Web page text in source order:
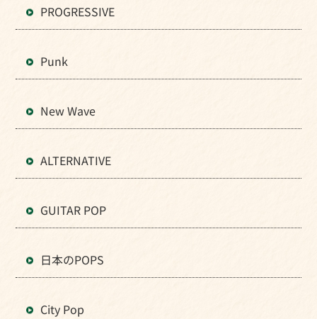
PROGRESSIVE
Punk
New Wave
ALTERNATIVE
GUITAR POP
日本のPOPS
City Pop